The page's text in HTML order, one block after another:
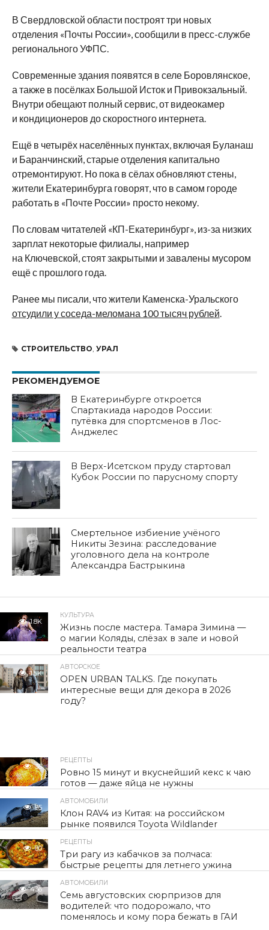
В Свердловской области построят три новых
отделения «Почты России», сообщили в пресс-службе
регионального УФПС.
Современные здания появятся в селе Боровлянское,
а также в посёлках Большой Исток и Привокзальный.
Внутри обещают полный сервис, от видеокамер
и кондиционеров до скоростного интернета.
Ещё в четырёх населённых пунктах, включая Буланаш
и Баранчинский, старые отделения капитально
отремонтируют. Но пока в сёлах обновляют стены,
жители Екатеринбурга говорят, что в самом городе
работать в «Почте России» просто некому.
По словам читателей «КП-Екатеринбург», из-за низких
зарплат некоторые филиалы, например
на Ключевской, стоят закрытыми и завалены мусором
ещё с прошлого года.
Ранее мы писали, что жители Каменска-Уральского
отсудили у соседа-меломана 100 тысяч рублей.
СТРОИТЕЛЬСТВО, УРАЛ
РЕКОМЕНДУЕМОЕ
В Екатеринбурге откроется
Спартакиада народов России:
путёвка для спортсменов в Лос-
Анджелес
В Верх-Исетском пруду стартовал
Кубок России по парусному спорту
Смертельное избиение учёного
Никиты Зезина: расследование
уголовного дела на контроле
Александра Бастрыкина
1.8K
КУЛЬТУРА
Жизнь после мастера. Тамара Зимина —
о магии Коляды, слёзах в зале и новой
реальности театра
1.5K
АВТОРСКОЕ
OPEN URBAN TALKS. Где покупать
интересные вещи для декора в 2026
году?
38
РЕЦЕПТЫ
Ровно 15 минут и вкуснейший кекс к чаю
готов — даже яйца не нужны
95
АВТОМОБИЛИ
Клон RAV4 из Китая: на российском
рынке появился Toyota Wildlander
80
РЕЦЕПТЫ
Три рагу из кабачков за полчаса:
быстрые рецепты для летнего ужина
436
АВТОМОБИЛИ
Семь августовских сюрпризов для
водителей: что подорожало, что
поменялось и кому пора бежать в ГАИ